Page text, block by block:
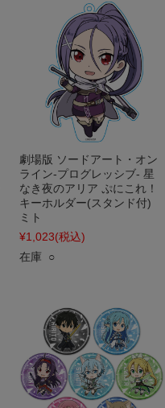
劇場版 ソードアート・オン
ライン-プログレッシブ- 星
なき夜のアリア ぷにこれ！
キーホルダー(スタンド付)
ミト
¥1,023(税込)
在庫 ○